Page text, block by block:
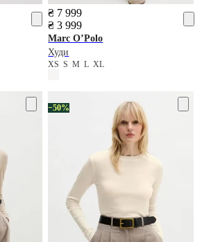
₴ 7 999
₴ 3 999
Marc O’Polo
Худи
XSSMLXL
−50%